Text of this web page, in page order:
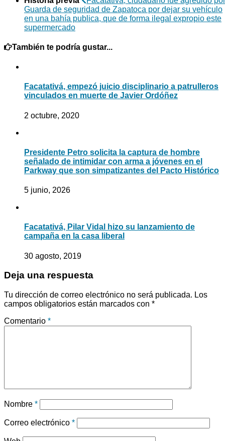
Guarda de seguridad de Zapatoca por dejar su vehículo
en una bahía publica, que de forma ilegal expropio este
supermercado
También te podría gustar...
Facatativá, empezó juicio disciplinario a patrulleros
vinculados en muerte de Javier Ordóñez
2 octubre, 2020
Presidente Petro solicita la captura de hombre
señalado de intimidar con arma a jóvenes en el
Parkway que son simpatizantes del Pacto Histórico
5 junio, 2026
Facatativá, Pilar Vidal hizo su lanzamiento de
campaña en la casa liberal
30 agosto, 2019
Deja una respuesta
Tu dirección de correo electrónico no será publicada. Los
campos obligatorios están marcados con *
Comentario *
Nombre *
Correo electrónico *